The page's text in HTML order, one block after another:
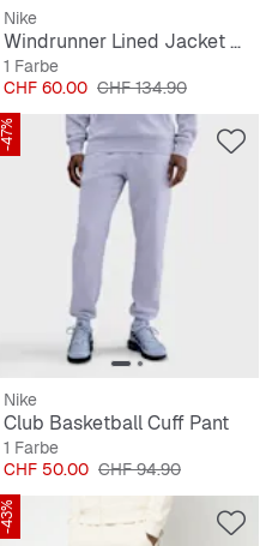
Nike
Windrunner Lined Jacket 26
1 Farbe
Preis
CHF 60.00 Originalpreis
CHF 134.90
-47%
Nike
Club Basketball Cuff Pant
1 Farbe
Preis
CHF 50.00 Originalpreis
CHF 94.90
-43%